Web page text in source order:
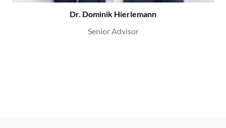
Dr. Dominik Hierlemann
Senior Advisor